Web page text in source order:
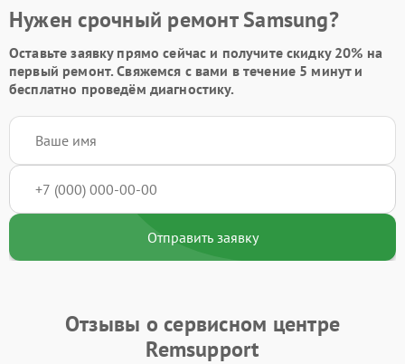
Нужен срочный ремонт Samsung?
Оставьте заявкупрямо сейчас и получите скидку 20% на
первый ремонт. Свяжемся с вами в течение 5 минут и
бесплатно проведём диагностику.
Отправить заявку
Отзывы о сервисном центре
Remsupport